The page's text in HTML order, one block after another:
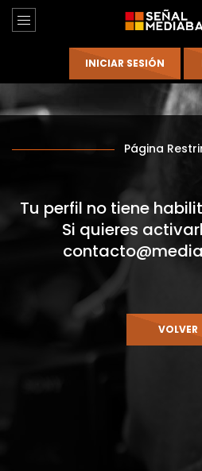
Página
Tu perfil no tiene
Si quieres